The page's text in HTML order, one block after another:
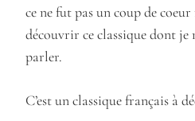
ce ne fut pas un coup de
découvrir ce classique dont je
parler.
C’est un classique français à